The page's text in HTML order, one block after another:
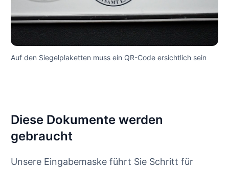
Auf den Siegelplaketten muss ein QR-Code ersichtlich sein
Diese Dokumente werden
gebraucht
Unsere Eingabemaske führt Sie Schritt für